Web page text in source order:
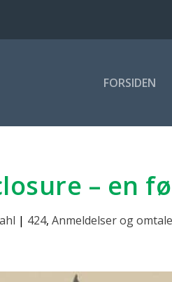
FOR­SI­DEN
– en
| 424, Anmeldelser og